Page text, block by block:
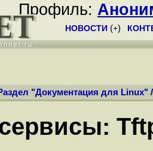
Профиль:
НОВОСТИ (+)
"Документация для Linux"